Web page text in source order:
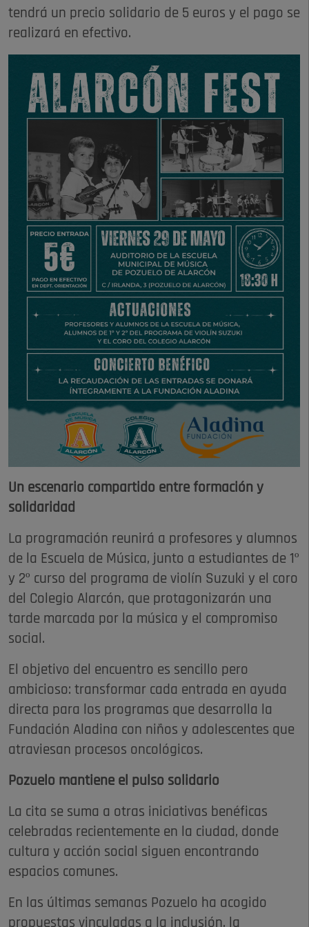
tendrá un precio solidario de 5 euros y el pago se
realizará en efectivo.
Un escenario compartido entre formación y
solidaridad
La programación reunirá a profesores y alumnos
de la Escuela de Música, junto a estudiantes de 1º
y 2º curso del programa de violín Suzuki y el coro
del Colegio Alarcón, que protagonizarán una
tarde marcada por la música y el compromiso
social.
El objetivo del encuentro es sencillo pero
ambicioso: transformar cada entrada en ayuda
directa para los programas que desarrolla la
Fundación Aladina con niños y adolescentes que
atraviesan procesos oncológicos.
Pozuelo mantiene el pulso solidario
La cita se suma a otras iniciativas benéficas
celebradas recientemente en la ciudad, donde
cultura y acción social siguen encontrando
espacios comunes.
En las últimas semanas Pozuelo ha acogido
propuestas vinculadas a la inclusión, la